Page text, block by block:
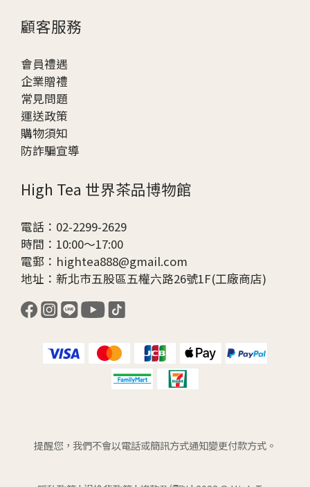
顧客服務
會員禮遇
企業贈禮
常見問題
運送政策
購物須知
防詐騙宣導
High Tea 世界茶品博物館
電話：02-2299-2629
時間：10:00～17:00
電郵：hightea888@gmail.com
地址：新北市五股區五權六路26號1F(工廠商店)
提醒您，我們不會以電話或簡訊方式通知變更付款方式。